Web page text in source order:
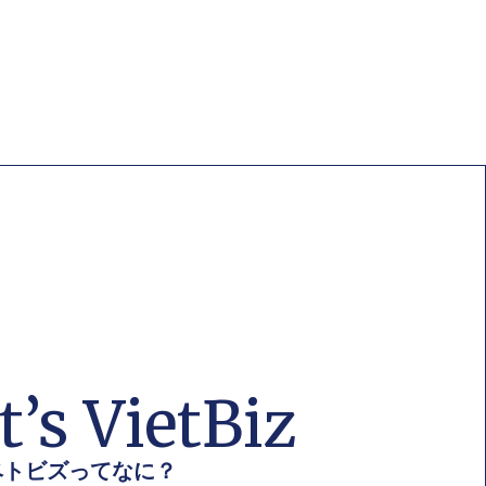
VietBiz
ビズってなに？